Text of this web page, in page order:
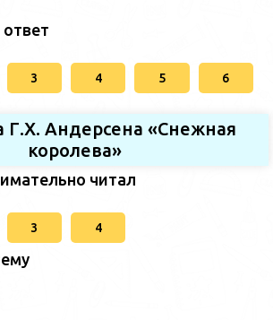
3 4 5 6
Г.Х. Андерсена «Снежная
королева»
читал
3 4